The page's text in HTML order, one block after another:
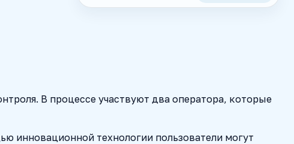
В процессе участвуют два оператора, которые
инновационной технологии пользователи могут